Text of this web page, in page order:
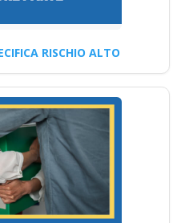
RISCHIO ALTO